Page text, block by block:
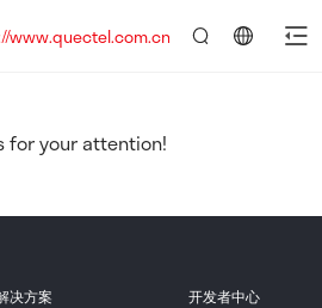
www.quectel.com.cn
for your attention!
决方案 开发者中心